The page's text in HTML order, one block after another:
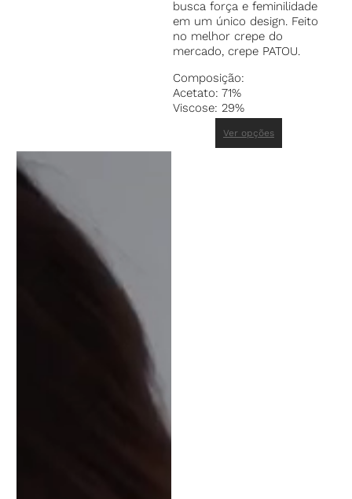
busca força e feminilidade
em um único design. Feito
no melhor crepe do
mercado, crepe PATOU.
Composição:
Acetato: 71%
Viscose: 29%
Ver opções